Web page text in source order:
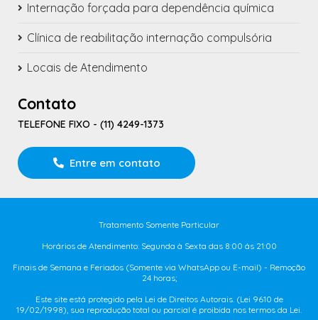
Internação forçada para dependência química
Clínica de reabilitação internação compulsória
Locais de Atendimento
Contato
TELEFONE FIXO - (11) 4249-1373
Entre em contato
Tratamento Somente Particular
Horários de Atendimento: Segunda à Sexta das 8:00 ás 21:00
Finais de Semana e Feriados (Somente via WhatsApp ou E-mail) - Remoção
24 horas;
Este site está protegido pela Lei de Direitos Autorais. (Lei 9610 de
19/02/1998), sua reprodução total ou parcial é proibida nos termos da Lei.